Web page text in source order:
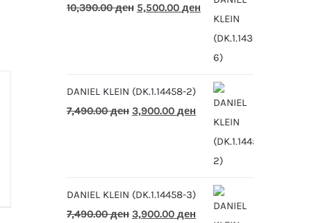
10,390.00ден Original
5,500.00 денCurrent
price
5,500.00 ден.
DANIEL KLEIN (DK.1.14458-2)
7,490.00ден Original
3,900.00 денCurrent
price
3,900.00 ден.
DANIEL KLEIN (DK.1.14458-3)
7,490.00ден Original
3,900.00 денCurrent